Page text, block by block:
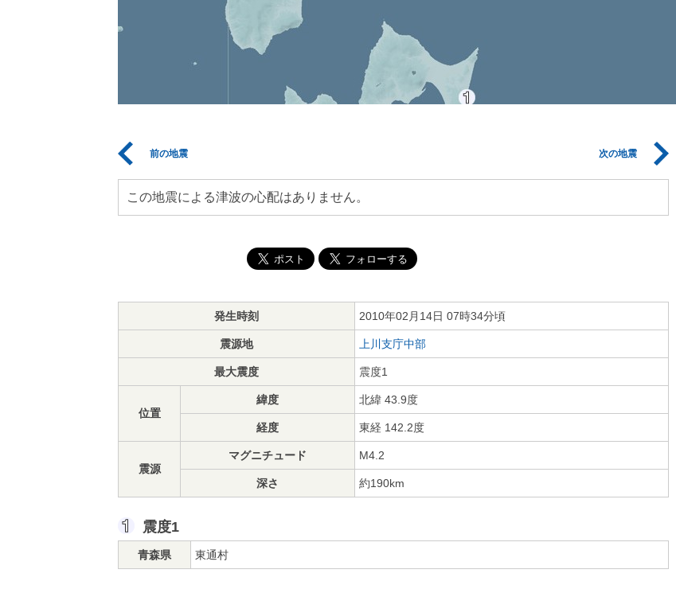
前の地震 次の地震
この地震による津波の心配はありません。
発生時刻 2010年02月14日 07時34分頃
震源地 上川支庁中部
最大震度 震度1
位置
緯度 北緯 43.9度
経度 東経 142.2度
震源
マグニチュード M4.2
深さ 約190km
震度1
青森県 東通村